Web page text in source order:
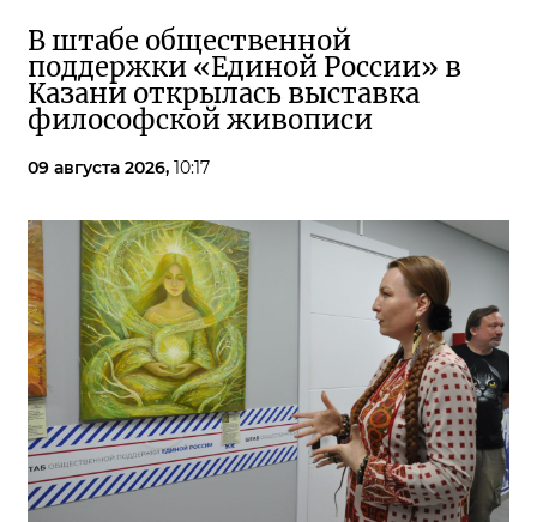
В штабе общественной
поддержки «Единой России» в
Казани открылась выставка
философской живописи
09 августа 2026, 10:17